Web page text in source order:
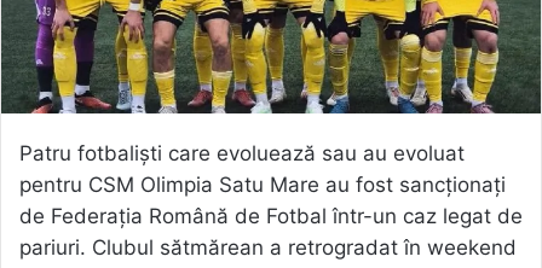
Patru fotbaliști care evoluează sau au evoluat
pentru CSM Olimpia Satu Mare au fost sancționați
de Federația Română de Fotbal într-un caz legat de
pariuri. Clubul sătmărean a retrogradat în weekend